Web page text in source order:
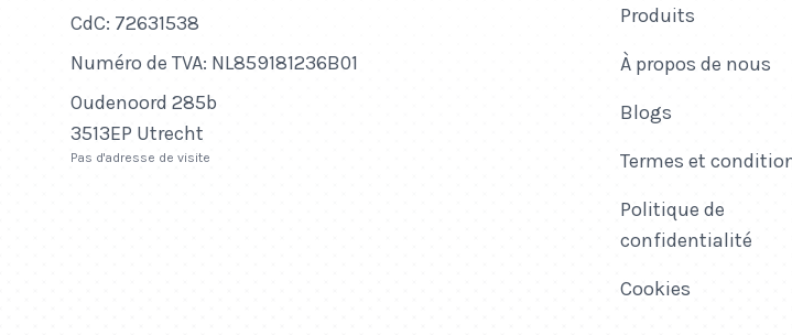
Numéro de CdC
CdC: 72631538
Numéro de TVA
Numéro de TVA: NL859181236B01
Adresse
Oudenoord 285b
3513EP Utrecht
Pas d'adresse de visite
Produits
À propos de nous
Blogs
Termes et
Politique de
confidentialité
Cookies